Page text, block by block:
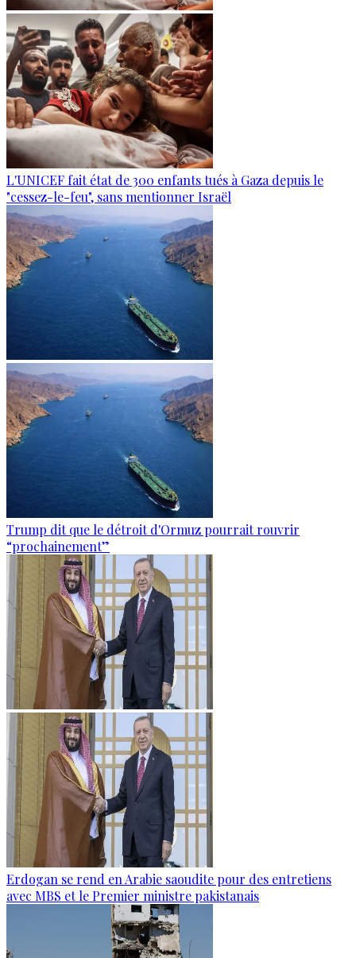
L'UNICEF fait état de 300 enfants tués à Gaza depuis le
"cessez-le-feu", sans mentionner Israël
Trump dit que le détroit d'Ormuz pourrait rouvrir
“prochainement”
Erdogan se rend en Arabie saoudite pour des entretiens
avec MBS et le Premier ministre pakistanais